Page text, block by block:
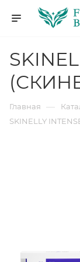
Главная —
SKINELLY